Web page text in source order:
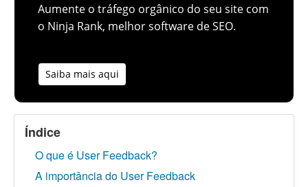
Aumente o tráfego orgânico do seu site com
o Ninja Rank, melhor software de SEO.
Saiba mais aqui
Índice
O que é User Feedback?
A importância do User Feedback